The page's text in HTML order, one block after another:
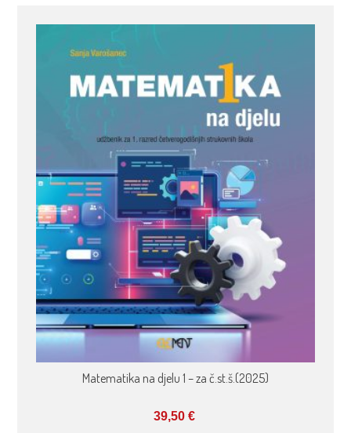
Matematika na djelu 1 – za č.st.š.(2025)
39,50 €